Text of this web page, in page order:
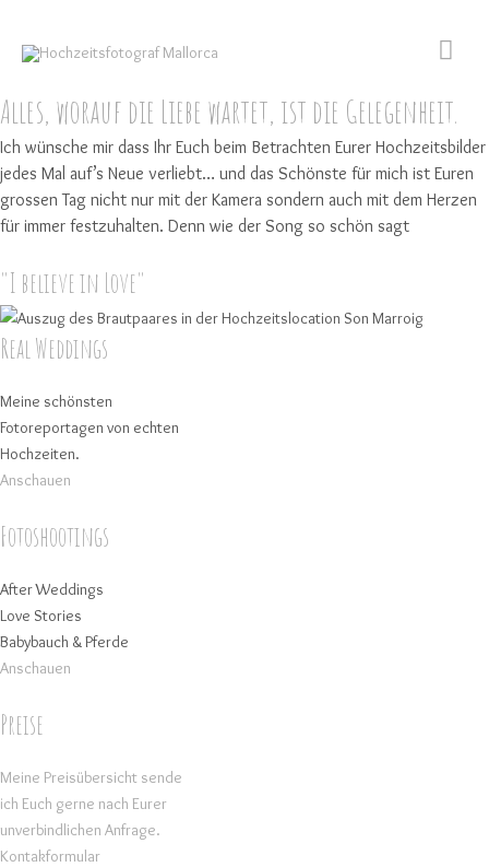
springen
Alles, worauf die Liebe wartet, ist die Gelegenheit.
Ich wünsche mir dass Ihr Euch beim Betrachten Eurer Hochzeitsbilder
jedes Mal auf’s Neue verliebt… und das Schönste für mich ist Euren
grossen Tag nicht nur mit der Kamera sondern auch mit dem Herzen
für immer festzuhalten. Denn wie der Song so schön sagt
"I believe in Love"
Real Weddings
Meine schönsten
Fotoreportagen von echten
Hochzeiten.
Anschauen
Fotoshootings
After Weddings
Love Stories
Babybauch & Pferde
Anschauen
Preise
Meine Preisübersicht sende
ich Euch gerne nach Eurer
unverbindlichen Anfrage.
Kontakformular